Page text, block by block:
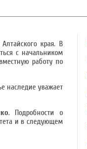
края. В
с начальником
работу по
наследие уважает
. Подробности о
и в следующем